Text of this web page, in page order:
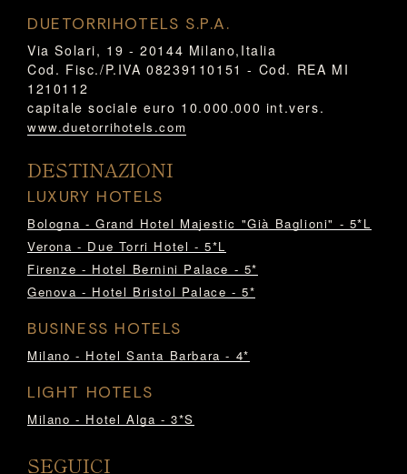
DUETORRIHOTELS S.P.A.
Via Solari, 19 - 20144 Milano,Italia
Cod. Fisc./P.IVA 08239110151 - Cod. REA MI
1210112
capitale sociale euro 10.000.000 int.vers.
www.duetorrihotels.com
DESTINAZIONI
LUXURY HOTELS
Bologna - Grand Hotel Majestic "Già Baglioni" - 5*L
Verona - Due Torri Hotel - 5*L
Firenze - Hotel Bernini Palace - 5*
Genova - Hotel Bristol Palace - 5*
BUSINESS HOTELS
Milano - Hotel Santa Barbara - 4*
LIGHT HOTELS
Milano - Hotel Alga - 3*S
SEGUICI